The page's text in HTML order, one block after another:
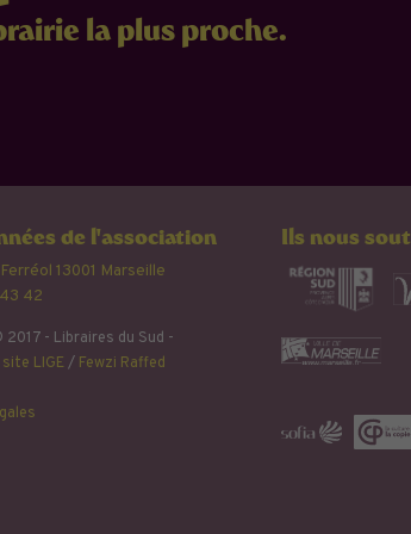
la plus proche.
de l'association
13001 Marseille
42
- Libraires du Sud -
LIGE / Fewzi Raffed
Ils nous